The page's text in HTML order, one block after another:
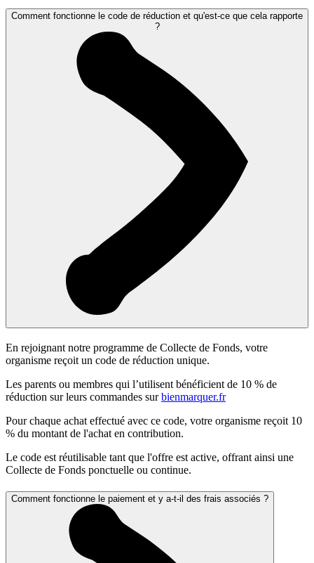
Comment fonctionne le code de réduction et qu'est-ce que cela rapporte
?
En rejoignant notre programme de Collecte de Fonds, votre
organisme reçoit un code de réduction unique.
Les parents ou membres qui l’utilisent bénéficient de 10 % de
réduction sur leurs commandes surbienmarquer.fr
Pour chaque achat effectué avec ce code, votre organisme reçoit 10
% du montant de l'achat en contribution.
Le code est réutilisable tant que l'offre est active, offrant ainsi une
Collecte de Fonds ponctuelle ou continue.
Comment fonctionne le paiement et y a-t-il des frais associés ?